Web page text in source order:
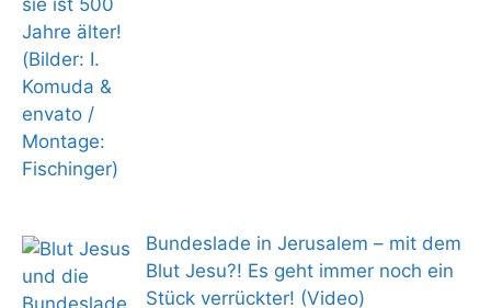
Bundeslade in Jerusalem – mit dem
Blut Jesu?! Es geht immer noch ein
Stück verrückter! (Video)